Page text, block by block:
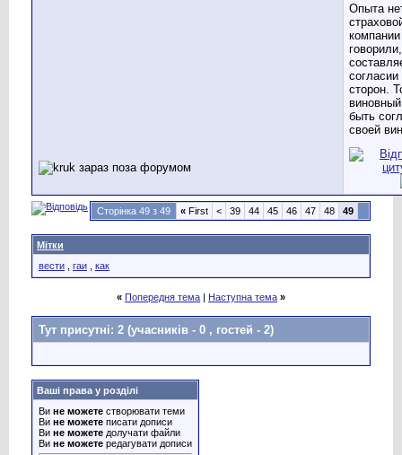
Опыта
компании
сторон.
быть
своей
Сторінка 49 з 49 « First < 39 44 45 46 47 48 49
Мітки
вести
гаи как
« Попередня тема | Наступна тема »
Тут присутні: 2 (учасників - 0 , гостей - 2)
Ваші права у розділі
Ви не можете створювати теми
Ви не можете писати дописи
Ви не можете долучати файли
Ви не можете редагувати дописи